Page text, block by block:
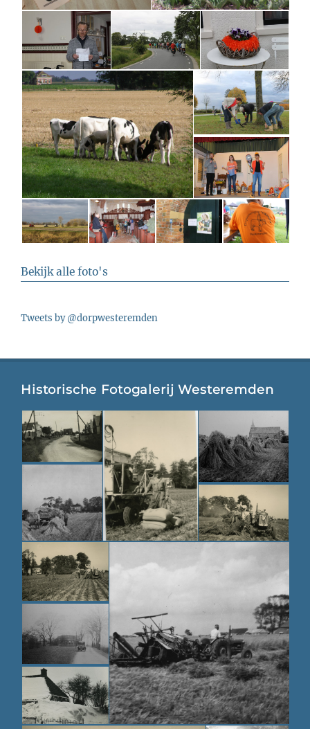
Bekijk alle foto's
Tweets by @dorpwesteremden
Historische Fotogalerij Westeremden